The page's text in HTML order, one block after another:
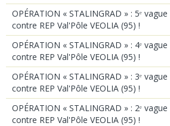
OPÉRATION « STALINGRAD » : 5ᵉ
contre REP Val'Pôle VEOLIA (95) !
OPÉRATION « STALINGRAD » : 4ᵉ
contre REP Val'Pôle VEOLIA (95) !
OPÉRATION « STALINGRAD » : 3ᵉ
contre REP Val'Pôle VEOLIA (95) !
OPÉRATION « STALINGRAD » : 2ᵉ
contre REP Val'Pôle VEOLIA (95) !